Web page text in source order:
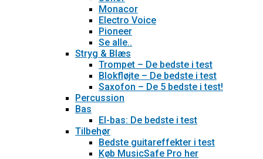
Monacor
Electro Voice
Pioneer
Se alle..
Stryg & Blæs
Trompet – De bedste i test
Blokfløjte – De bedste i test
Saxofon – De 5 bedste i test!
Percussion
Bas
El-bas: De bedste i test
Tilbehør
Bedste guitareffekter i test
Køb MusicSafe Pro her